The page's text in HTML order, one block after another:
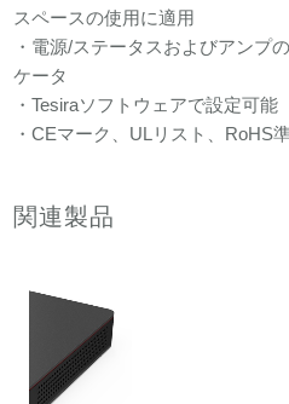
スペースの使用に適用
・電源/ステータスおよびアンプ
ケータ
・Tesiraソフトウェアで設定可能
・CEマーク、ULリスト、RoHS
関連製品